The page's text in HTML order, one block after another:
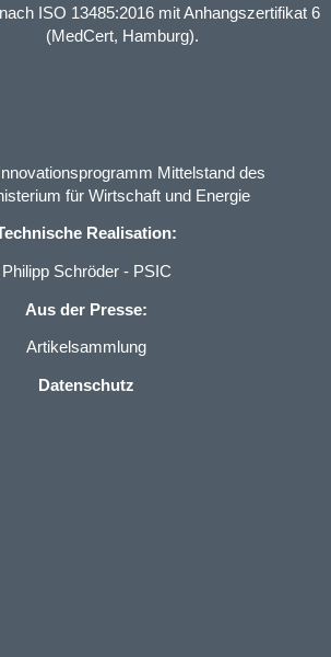
ISO 13485:2016 mit Anhangszertifikat 6
(MedCert, Hamburg).
Realisation:
Philipp Schröder - PSIC
Aus der Presse:
Artikelsammlung
Datenschutz